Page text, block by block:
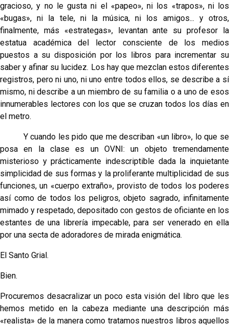
gracioso, y no le gusta ni el «papeo», ni los «trapos», ni los
«bugas», ni la tele, ni la música, ni los amigos... y otros,
finalmente, más «estrategas», levantan ante su pro­fesor la
estatua académica del lector consciente de los medios
puestos a su disposición por los libros para incre­mentar su
saber y afinar su lucidez. Los hay que mezclan estos diferentes
registros, pero ni uno, ni uno entre todos ellos, se describe a sí
mismo, ni describe a un miembro de su familia o a uno de esos
innumerables lectores con los que se cruzan todos los días en
el metro.
Y cuando les pido que me describan «un libro», lo que se
posa en la clase es un OVNI: un objeto tremenda­mente
misterioso y prácticamente indescriptible dada la inquietante
simplicidad de sus formas y la proliferante multiplicidad de sus
funciones, un «cuerpo extraño», provisto de todos los poderes
así como de todos los peli­gros, objeto sagrado, infinitamente
mimado y respetado, depositado con gestos de oficiante en los
estantes de una librería impecable, para ser venerado en ella
por una secta de adoradores de mirada enigmática.
El Santo Grial.
Bien.
Procuremos desacralizar un poco esta visión del libro que les
hemos metido en la cabeza mediante una descrip­ción más
«realista» de la manera como tratamos nuestros libros aquellos